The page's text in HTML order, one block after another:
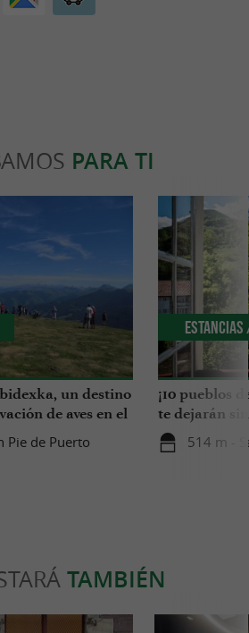
PARA TI
un destino
de aves en el
Pie de Puerto
¡10 pueblos
te dejarán
514 m -
Estancias
TAMBIÉN